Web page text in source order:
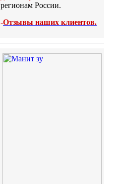
регионам России.
-Отзывы наших клиентов.